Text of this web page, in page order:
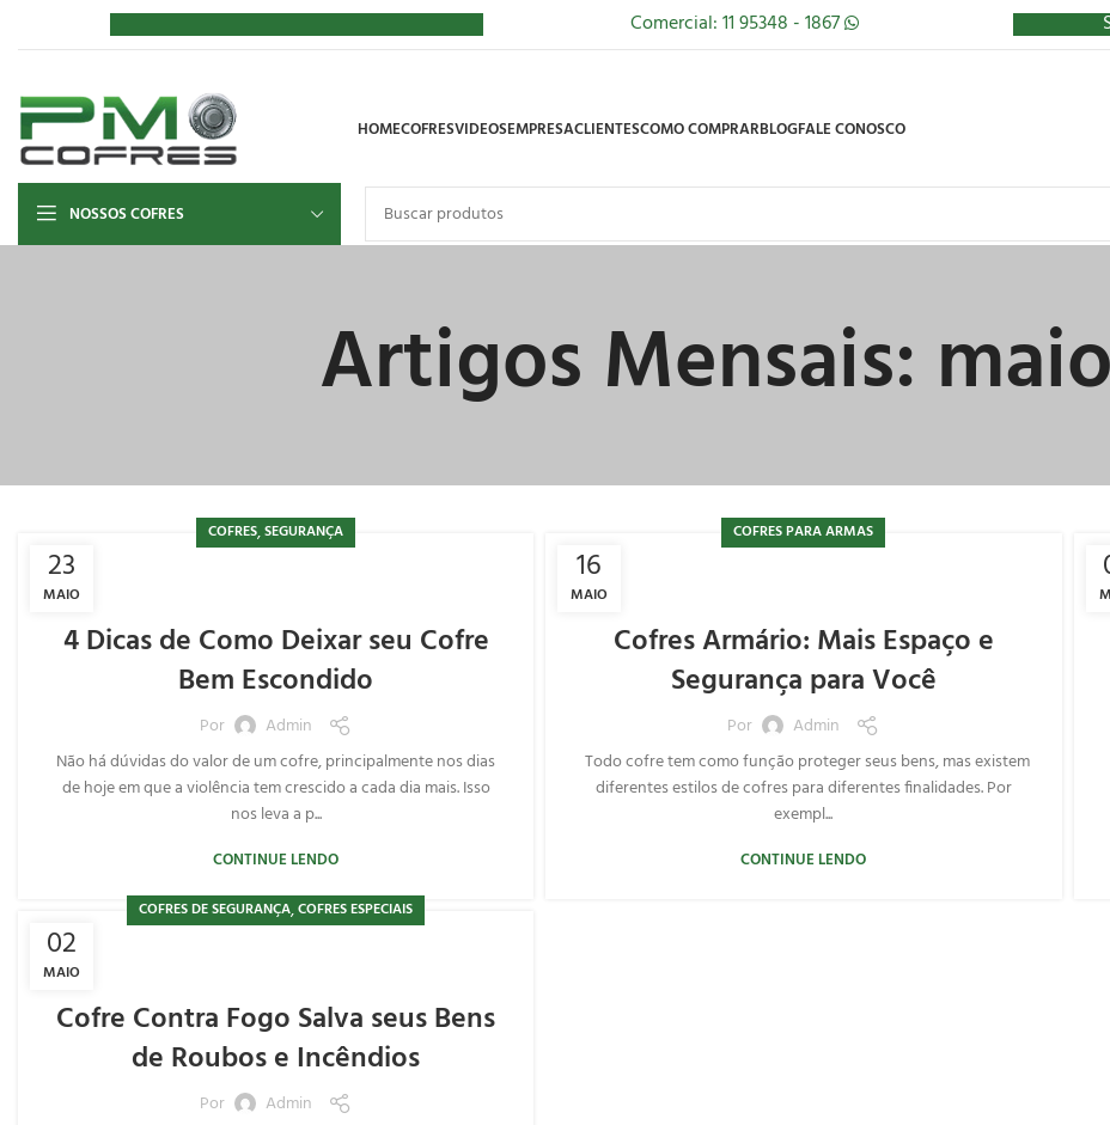
Comercial: 11 95348 - 1867
HOMECOFRESVIDEOSEMPRESACLIENTESCOMO COMPRARBLOGFALE CONOSCO
NOSSOS COFRES
Artigos Mensais:
23
MAIO
COFRES,SEGURANÇA
4 Dicas de Como Deixar seu Cofre
Bem Escondido
Por
Admin
Não há dúvidas do valor de um cofre, principalmente nos dias
de hoje em que a violência tem crescido a cada dia mais. Isso
nos leva a p...
CONTINUE LENDO
16
MAIO
COFRES PARA ARMAS
Cofres Armário: Mais Espaço e
Segurança para Você
Por
Admin
Todo cofre tem como função proteger seus bens, mas existem
diferentes estilos de cofres para diferentes finalidades. Por
exempl...
CONTINUE LENDO
02
MAIO
COFRES DE SEGURANÇA,COFRES ESPECIAIS
Cofre Contra Fogo Salva seus Bens
de Roubos e Incêndios
Por
Admin